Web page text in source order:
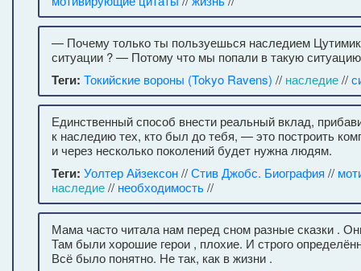
— Почему только ты пользуешься наследием
ситуации ? — Потому что мы попали в такую
Теги: Токийские вороны (Tokyo Ravens) // наследие//
Единственный способ внести реальный вклад,
к наследию тех, кто был до тебя, — это построить
и через несколько поколений будет нужна людям.
Теги: Уолтер Айзексон//Стив Джобс. Биография //
наследие// необходимость//
Мама часто читала нам перед сном разные сказки .
Там были хорошие герои , плохие. И строго
Всё было понятно. Не так, как в жизни .